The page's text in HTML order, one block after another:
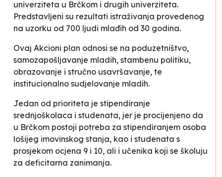
univerziteta u Brčkom i drugih univerziteta.
Predstavljeni su rezultati istraživanja provedenog
na uzorku od 700 ljudi mlađih od 30 godina.
Ovaj Akcioni plan odnosi se na poduzetništvo,
samozapošljavanje mladih, stambenu politiku,
obrazovanje i stručno usavršavanje, te
institucionalno sudjelovanje mladih.
Jedan od prioriteta je stipendiranje
srednjoškolaca i studenata, jer je procijenjeno da
u Brčkom postoji potreba za stipendiranjem osoba
lošijeg imovinskog stanja, kao i studenata s
prosjekom ocjena 9 i 10, ali i učenika koji se školuju
za deficitarna zanimanja.